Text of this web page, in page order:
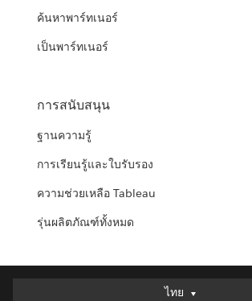
ค้นหาพาร์ทเนอร์
เป็นพาร์ทเนอร์
การสนับสนุน
ฐานความรู้
การเรียนรู้และใบรับรอง
ความช่วยเหลือ Tableau
รุ่นผลิตภัณฑ์ทั้งหมด
ไทย
ไทย